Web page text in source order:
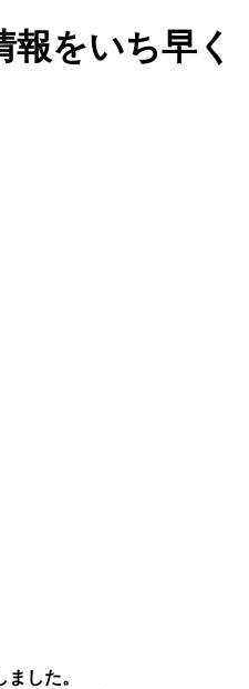
をいち早く
した。